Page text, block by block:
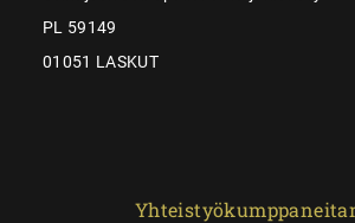
PL 59149
01051 LASKUT